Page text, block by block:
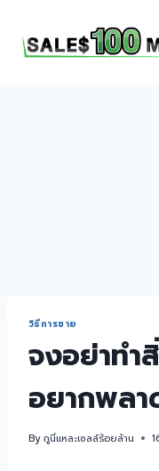
วิธีการขาย
จงอย่าทำ
อยากพลา
Byกูนี่แหละเซลล์ร้อยล้าน